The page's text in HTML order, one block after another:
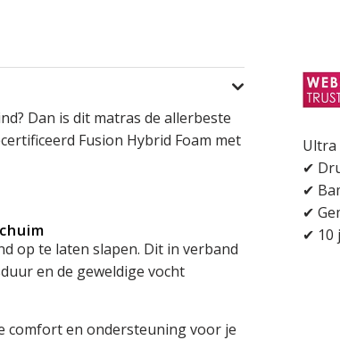
Dan is dit matras de allerbeste
Fusion Hybrid Foam met
op te laten slapen. Dit in verband
en de geweldige vocht
comfort en ondersteuning voor je
Ultra
✔
✔
✔
✔ 10